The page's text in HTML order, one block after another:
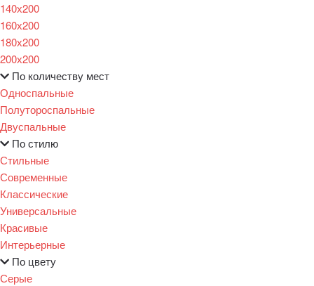
140х200
160х200
180х200
200х200
По количеству мест
Односпальные
Полутороспальные
Двуспальные
По стилю
Стильные
Современные
Классические
Универсальные
Красивые
Интерьерные
По цвету
Серые